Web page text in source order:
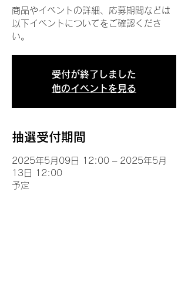
商品やイベントの詳細、応募期間などは
以下イベントについてをご確認くださ
い。
受付が終了しました
他のイベントを見る
抽選受付期間
2025年5月09日 12:00 – 2025年5月
13日 12:00
予定